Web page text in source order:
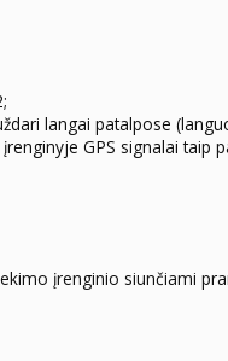
langai patalpose
GPS signalai taip
įrenginio siunčiami